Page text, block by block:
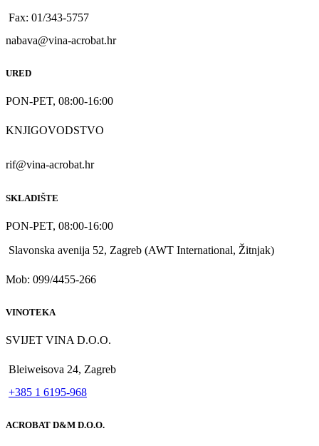
Fax: 01/343-5757
nabava@vina-acrobat.hr
URED
PON-PET, 08:00-16:00
KNJIGOVODSTVO
rif@vina-acrobat.hr
SKLADIŠTE
PON-PET, 08:00-16:00
Slavonska avenija 52, Zagreb (AWT International, Žitnjak)
Mob: 099/4455-266
VINOTEKA
SVIJET VINA D.O.O.
Bleiweisova 24, Zagreb
+385 1 6195-968
ACROBAT D&M D.O.O.